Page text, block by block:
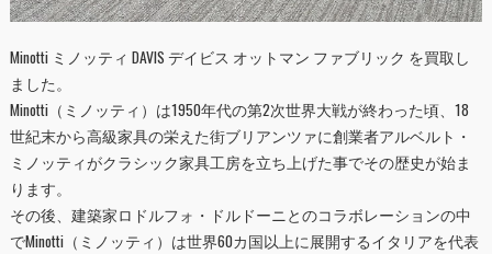
Minotti ミノッティ DAVIS デイビス オットマン ファブリック を買取し
ました。
Minotti（ミノッティ）は1950年代の第2次世界大戦が終わった頃、18
世紀末から高級家具の栄えた街ブリアンツァに創業者アルベルト・
ミノッティがクラシック家具工房を立ち上げた事でその歴史が始ま
ります。
その後、建築家ロドルフォ・ドルドーニとのコラボレーションの中
でMinotti（ミノッティ）は世界60カ国以上に展開するイタリアを代表